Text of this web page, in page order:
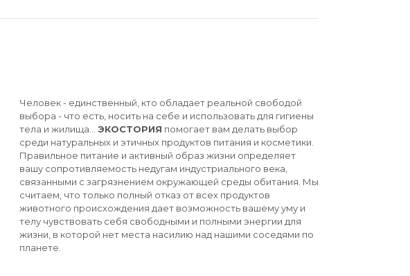
Человек - единственный, кто обладает реальной свободой
выбора - что есть, носить на себе и использовать для гигиены
тела и жилища... ЭКОСТОРИЯ помогает вам делать выбор
среди натуральных и этичных продуктов питания и косметики.
Правильное питание и активный образ жизни определяет
вашу сопротивляемость недугам индустриального века,
связанными с загрязнением окружающей среды обитания. Мы
считаем, что только полный отказ от всех продуктов
животного происхождения дает возможность вашему уму и
телу чувствовать себя свободными и полными энергии для
жизни, в которой нет места насилию над нашими соседями по
планете.